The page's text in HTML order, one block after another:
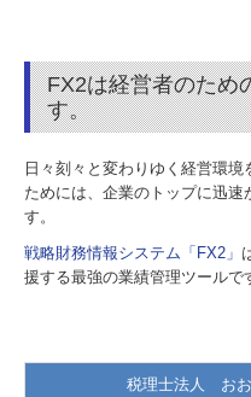
税理士法人 おお
FX2は経営者のため
す。
日々刻々と変わりゆく経営環境
ためには、企業のトップに迅速
す。
戦略財務情報システム「FX2」
援する最強の業績管理ツールで